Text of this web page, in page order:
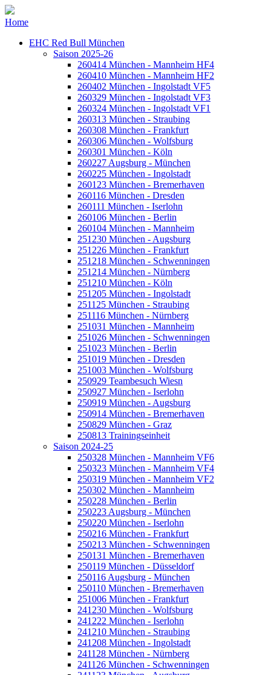
Home
EHC Red Bull München
Saison 2025-26
260414 München - Mannheim HF4
260410 München - Mannheim HF2
260402 München - Ingolstadt VF5
260329 München - Ingolstadt VF3
260324 München - Ingolstadt VF1
260313 München - Straubing
260308 München - Frankfurt
260306 München - Wolfsburg
260301 München - Köln
260227 Augsburg - München
260225 München - Ingolstadt
260123 München - Bremerhaven
260116 München - Dresden
260111 München - Iserlohn
260106 München - Berlin
260104 München - Mannheim
251230 München - Augsburg
251226 München - Frankfurt
251218 München - Schwenningen
251214 München - Nürnberg
251210 München - Köln
251205 München - Ingolstadt
251125 München - Straubing
251116 München - Nürnberg
251031 München - Mannheim
251026 München - Schwenningen
251023 München - Berlin
251019 München - Dresden
251003 München - Wolfsburg
250929 Teambesuch Wiesn
250927 München - Iserlohn
250919 München - Augsburg
250914 München - Bremerhaven
250829 München - Graz
250813 Trainingseinheit
Saison 2024-25
250328 München - Mannheim VF6
250323 München - Mannheim VF4
250319 München - Mannheim VF2
250302 München - Mannheim
250228 München - Berlin
250223 Augsburg - München
250220 München - Iserlohn
250216 München - Frankfurt
250213 München - Schwenningen
250131 München - Bremerhaven
250119 München - Düsseldorf
250116 Augsburg - München
250110 München - Bremerhaven
251006 München - Frankfurt
241230 München - Wolfsburg
241222 München - Iserlohn
241210 München - Straubing
241208 München - Ingolstadt
241128 München - Nürnberg
241126 München - Schwenningen